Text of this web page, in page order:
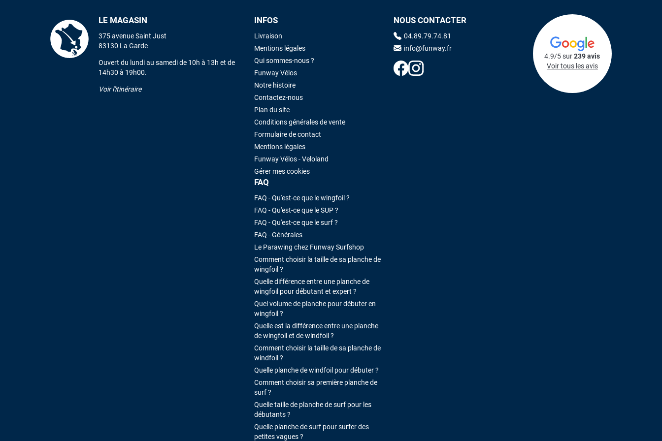
LE MAGASIN
375 avenue Saint Just
83130 La Garde
Ouvert du lundi au samedi de 10h à 13h et de
14h30 à 19h00.
Voir l'itinéraire
INFOS
Livraison
Mentions légales
Qui sommes-nous ?
Funway Vélos
Notre histoire
Contactez-nous
Plan du site
Conditions générales de vente
Formulaire de contact
Mentions légales
Funway Vélos - Veloland
Gérer mes cookies
FAQ
FAQ - Qu'est-ce que le wingfoil ?
FAQ - Qu'est-ce que le SUP ?
FAQ - Qu'est-ce que le surf ?
FAQ - Générales
Le Parawing chez Funway Surfshop
Comment choisir la taille de sa planche de
wingfoil ?
Quelle différence entre une planche de
wingfoil pour débutant et expert ?
Quel volume de planche pour débuter en
wingfoil ?
Quelle est la différence entre une planche
de wingfoil et de windfoil ?
Comment choisir la taille de sa planche de
windfoil ?
Quelle planche de windfoil pour débuter ?
Comment choisir sa première planche de
surf ?
Quelle taille de planche de surf pour les
débutants ?
Quelle planche de surf pour surfer des
petites vagues ?
NOUS CONTACTER
04.89.79.74.81
info@funway.fr
4.9/5 sur239 avis
Voir tous les avis
Maronui RICHMOND
il y a 3 mois
J'ai acheté une voile d'occasion depuis Tahiti. Super service. L'envoi a
été rapide. La voile est arrivée en super état. Mauruuru roa.
VOIR TOUS LES AVIS